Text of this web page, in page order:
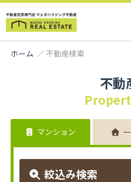
ホーム 不動産検索
不動
マンション
絞込み検索